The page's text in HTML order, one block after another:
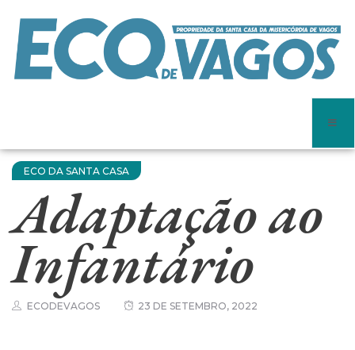
ECO DA SANTA CASA
Adaptação ao
Infantário
ECODEVAGOS 23 DE SETEMBRO, 2022